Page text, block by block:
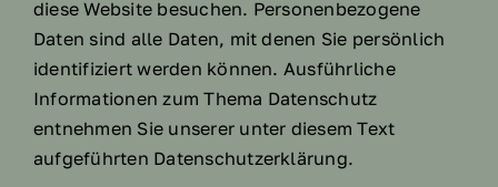
diese Website besuchen. Personenbezogene
Daten sind alle Daten, mit denen Sie persönlich
identifiziert werden können. Ausführliche
Informationen zum Thema Datenschutz
entnehmen Sie unserer unter diesem Text
aufgeführten Datenschutzerklärung.